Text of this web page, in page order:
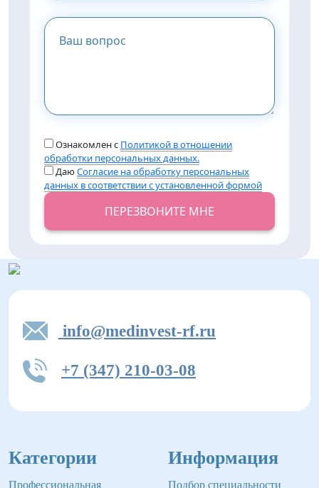
Ознакомлен с Политикой в отношении
обработки персональных данных.
ДаюСогласие на обработку персональных
данных в соответствии с установленной формой
ПЕРЕЗВОНИТЕ МНЕ
info@medinvest-rf.ru
+7 (347) 210-03-08
Категории
Профессиональная
Информация
Подбор специальности